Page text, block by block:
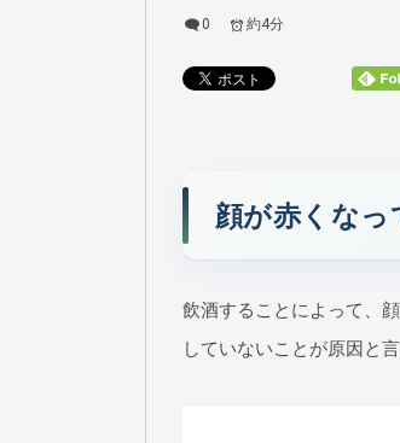
0 約4分
顔が赤くな
飲酒することによって、
していないことが原因と